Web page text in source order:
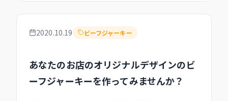
2020.10.19 ビーフジャーキー
あなたのお店のオリジナルデザインのビ
ーフジャーキーを作ってみませんか？